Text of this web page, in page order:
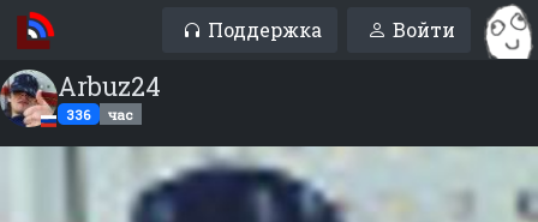
Поддержка Войти
Arbuz24
336 час